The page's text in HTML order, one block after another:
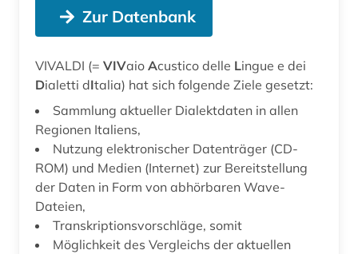
Zur Datenbank
VIVALDI (= VIVaio Acustico delle Lingue e dei
Dialetti dItalia) hat sich folgende Ziele gesetzt:
Sammlung aktueller Dialektdaten in allen
Regionen Italiens,
Nutzung elektronischer Datenträger (CD-
ROM) und Medien (Internet) zur Bereitstellung
der Daten in Form von abhörbaren Wave-
Dateien,
Transkriptionsvorschläge, somit
Möglichkeit des Vergleichs der aktuellen